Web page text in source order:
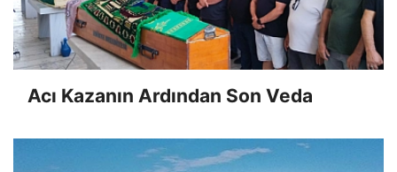
Acı Kazanın Ardından Son Veda